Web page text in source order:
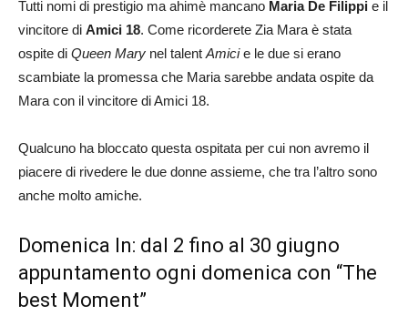
Tutti nomi di prestigio ma ahimè mancano Maria De Filippi e il
vincitore di Amici 18. Come ricorderete Zia Mara è stata
ospite di Queen Mary nel talent Amicie le due si erano
scambiate la promessa che Maria sarebbe andata ospite da
Mara con il vincitore di Amici 18.
Qualcuno ha bloccato questa ospitata per cui non avremo il
piacere di rivedere le due donne assieme, che tra l’altro sono
anche molto amiche.
Domenica In: dal 2 fino al 30 giugno
appuntamento ogni domenica con “The
best Moment”